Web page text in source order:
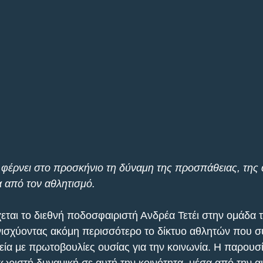
στο προσκήνιο τη δύναμη της προσπάθειας, της
τον αθλητισμό.
το διεθνή ποδοσφαιριστή Ανδρέα Τετέι στην
ακόμη περισσότερο το δίκτυο αθλητών που
με πρωτοβουλίες ουσίας για την κοινωνία. Η